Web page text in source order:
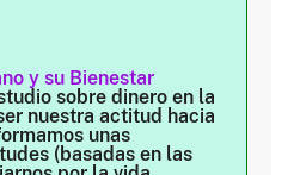
y su Bienestar
sobre dinero en la
nuestra actitud hacia
unas
(basadas en las